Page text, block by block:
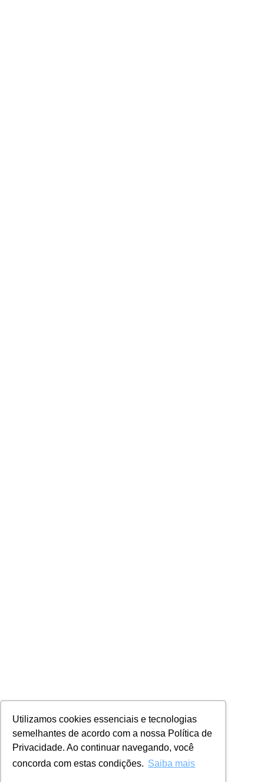
Utilizamos cookies essenciais e tecnologias
semelhantes de acordo com a nossa Política de
Privacidade. Ao continuar navegando, você
concorda com estas condições. Saiba mais